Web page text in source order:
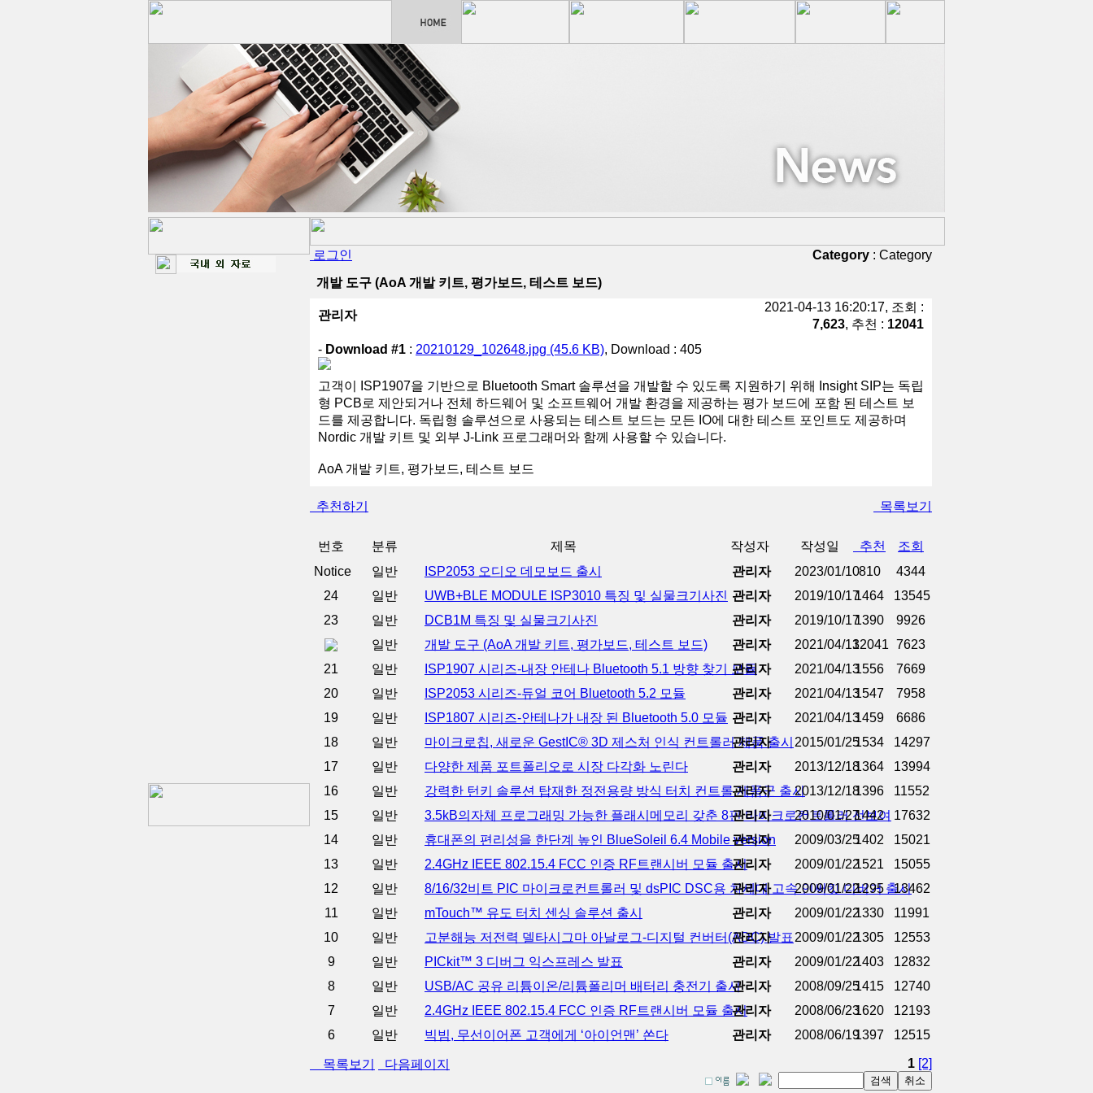
로그인 Category : Category
개발 도구 (AoA 개발 키트, 평가보드, 테스트 보드)
관리자
2021-04-13 16:20:17, 조회 :
7,623, 추천 : 12041
- Download #1 : 20210129_102648.jpg (45.6 KB), Download : 405
고객이 ISP1907을 기반으로 Bluetooth Smart 솔루션을 개발할 수 있도록 지원하기 위해 Insight SIP는 독립
형 PCB로 제안되거나 전체 하드웨어 및 소프트웨어 개발 환경을 제공하는 평가 보드에 포함 된 테스트 보
드를 제공합니다. 독립형 솔루션으로 사용되는 테스트 보드는 모든 IO에 대한 테스트 포인트도 제공하며
Nordic 개발 키트 및 외부 J-Link 프로그래머와 함께 사용할 수 있습니다.
AoA 개발 키트, 평가보드, 테스트 보드
추천하기 목록보기
번호 분류 제목 작성자 작성일 추천
조회
Notice
일반 ISP2053 오디오 데모보드 출시 관리자 2023/01/10810
4344
24
일반 UWB+BLE MODULE ISP3010 특징 및 실물크기사진 관리자 2019/10/171464
13545
23
일반 DCB1M 특징 및 실물크기사진 관리자 2019/10/171390
9926
일반
개발 도구 (AoA 개발 키트, 평가보드, 테스트 보드) 관리자 2021/04/1312041 7623
21
일반 ISP1907 시리즈-내장 안테나 Bluetooth 5.1 방향 찾기 모듈
관리자 2021/04/131556
7669
20
일반 ISP2053 시리즈-듀얼 코어 Bluetooth 5.2 모듈 관리자 2021/04/131547
7958
19
일반 ISP1807 시리즈-안테나가 내장 된 Bluetooth 5.0 모듈 관리자 2021/04/131459
6686
18
일반 마이크로칩, 새로운 GestIC® 3D 제스처 인식 컨트롤러 제품 출시
관리자 2015/01/251534
14297
17
일반 다양한 제품 포트폴리오로 시장 다각화 노린다 관리자 2013/12/181364
13994
16
일반 강력한 턴키 솔루션 탑재한 정전용량 방식 터치 컨트롤 제품군 출시
관리자 2013/12/181396
11552
15
일반 3.5kB의자체 프로그래밍 가능한 플래시메모리 갖춘 8핀 마이크로컨트롤러 선보여
관리자 2010/01/271442
17632
14
일반 휴대폰의 편리성을 한단계 높인 BlueSoleil 6.4 Mobile version
관리자 2009/03/251402
15021
13
일반 2.4GHz IEEE 802.15.4 FCC 인증 RF트랜시버 모듈 출시관리자 2009/01/221521
15055
12
일반 8/16/32비트 PIC 마이크로컨트롤러 및 dsPIC DSC용 차세대 고속 인써킷 디버거 출시
관리자 2009/01/221295
13462
11
일반 mTouch™ 유도 터치 센싱 솔루션 출시 관리자 2009/01/221330
11991
10
일반 고분해능 저전력 델타시그마 아날로그-디지털 컨버터(ADC) 발표
관리자 2009/01/221305
12553
9
일반 PICkit™ 3 디버그 익스프레스 발표 관리자 2009/01/221403
12832
8
일반 USB/AC 공유 리튬이온/리튬폴리머 배터리 충전기 출시관리자 2008/09/251415
12740
7
일반 2.4GHz IEEE 802.15.4 FCC 인증 RF트랜시버 모듈 출시관리자 2008/06/231620
12193
6
일반 빅빔, 무선이어폰 고객에게 ‘아이언맨’ 쏜다 관리자 2008/06/191397 12515
목록보기 다음페이지 1 [2]